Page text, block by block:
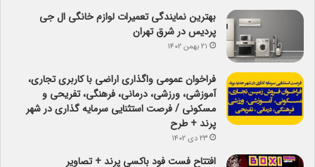
بهترین نمایندگی تعمیرات لوازم خانگی ال جی
پردیس در شرق تهران
۲۱ بهمن ۱۴۰۲
فراخوان عمومی واگذاری اراضی با کاربری تجاری،
آموزشی، ورزشی، درمانی، فرهنگی، تفریحی و
مسکونی / فرصت استثنایی سرمایه گذاری در شهر
پرند + طرح
۲۳ دی ۱۴۰۲
افتتاح فست فود باکسی پرند + تصاویر